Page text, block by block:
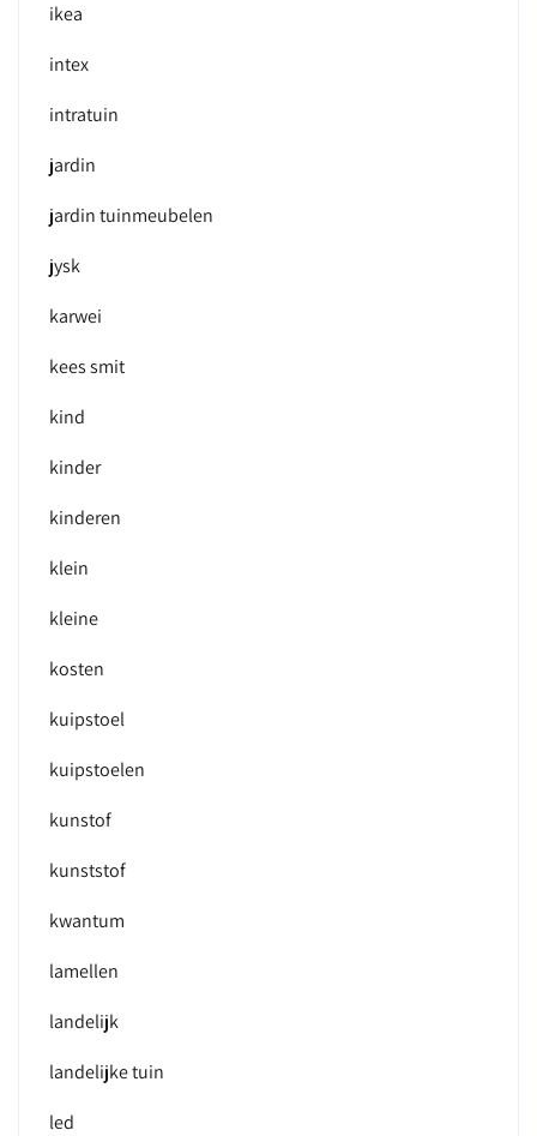
ikea
intex
intratuin
jardin
jardin tuinmeubelen
jysk
karwei
kees smit
kind
kinder
kinderen
klein
kleine
kosten
kuipstoel
kuipstoelen
kunstof
kunststof
kwantum
lamellen
landelijk
landelijke tuin
led